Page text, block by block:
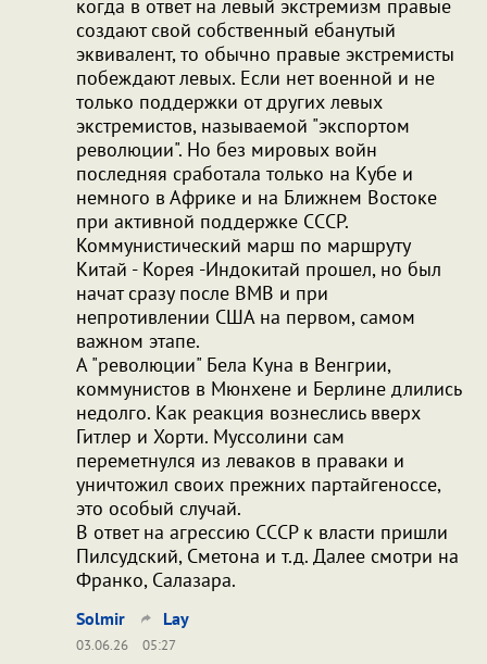
когда в ответ на левый экстремизм правые
создают свой собственный ебанутый
эквивалент, то обычно правые экстремисты
побеждают левых. Если нет военной и не
только поддержки от других левых
экстремистов, называемой "экспортом
революции". Но без мировых войн
последняя сработала только на Кубе и
немного в Африке и на Ближнем Востоке
при активной поддержке СССР.
Коммунистический марш по маршруту
Китай - Корея -Индокитай прошел, но был
начат сразу после ВМВ и при
непротивлении США на первом, самом
важном этапе.
А "революции" Бела Куна в Венгрии,
коммунистов в Мюнхене и Берлине длились
недолго. Как реакция вознеслись вверх
Гитлер и Хорти. Муссолини сам
переметнулся из леваков в праваки и
уничтожил своих прежних партайгеноссе,
это особый случай.
В ответ на агрессию СССР к власти пришли
Пилсудский, Сметона и т.д. Далее смотри на
Франко, Салазара.
Solmir Lay
03.06.26 05:27